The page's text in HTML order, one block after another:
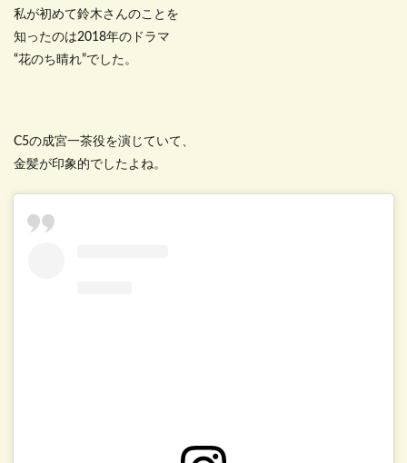
私が初めて鈴木さんのことを
知ったのは2018年のドラマ
“花のち晴れ”でした。
C5の成宮一茶役を演じていて、
金髪が印象的でしたよね。